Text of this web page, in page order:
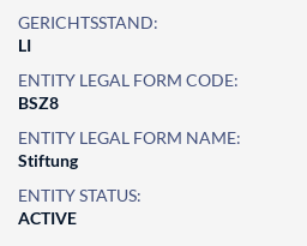
GERICHTSSTAND:
LI
ENTITY LEGAL FORM CODE:
BSZ8
ENTITY LEGAL FORM NAME:
Stiftung
ENTITY STATUS:
ACTIVE